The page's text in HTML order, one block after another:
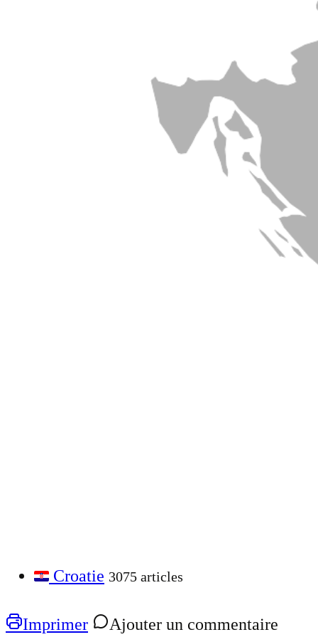
Croatie 3075 articles
Imprimer
Ajouter un commentaire